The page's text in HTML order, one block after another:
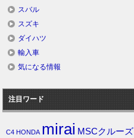
スバル
スズキ
ダイハツ
輸入車
気になる情報
注目ワード
C4 HONDA mirai MSCクルーズ